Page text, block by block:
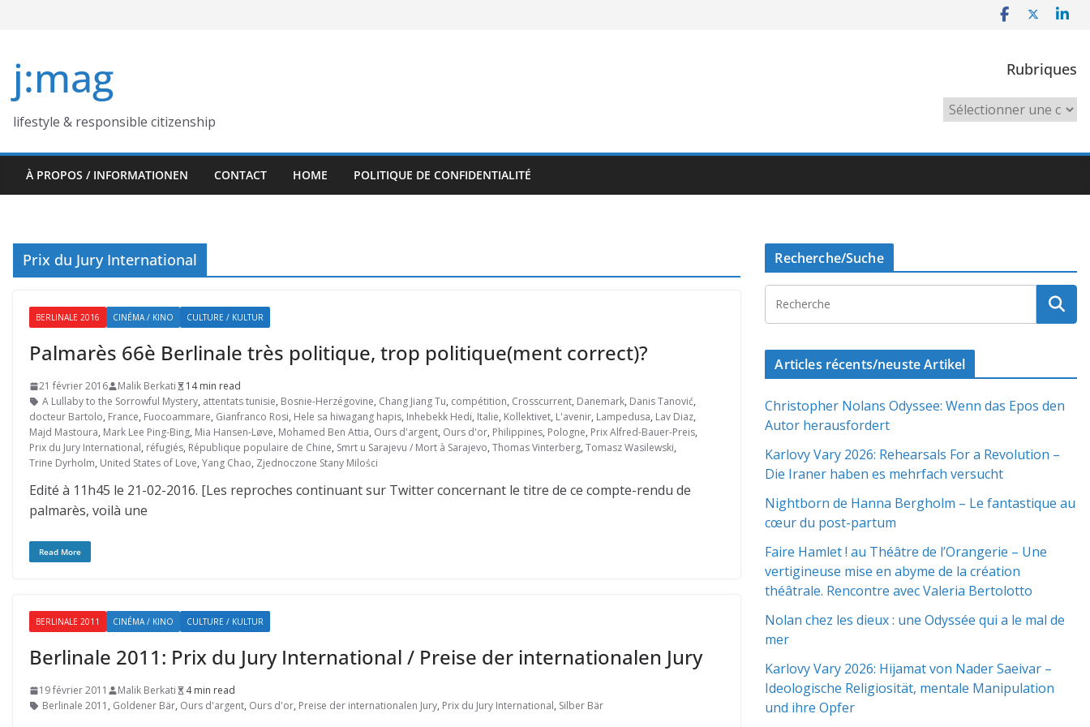
j:mag
lifestyle & responsible citizenship
Rubriques
Rubriques
À PROPOS / INFORMATIONEN CONTACT HOME POLITIQUE DE CONFIDENTIALITÉ
Prix du Jury International
BERLINALE 2016 CINÉMA / KINO CULTURE / KULTUR
Palmarès 66è Berlinale très politique, trop politique(ment correct)?
21 février 2016 Malik Berkati
14 min read
A Lullaby to the Sorrowful Mystery, attentats tunisie, Bosnie-Herzégovine, Chang Jiang Tu, compétition, Crosscurrent, Danemark, Danis Tanović,
docteur Bartolo, France, Fuocoammare, Gianfranco Rosi, Hele sa hiwagang hapis, Inhebekk Hedi, Italie, Kollektivet, L'avenir, Lampedusa, Lav Diaz,
Majd Mastoura, Mark Lee Ping-Bing, Mia Hansen-Løve, Mohamed Ben Attia, Ours d'argent, Ours d'or, Philippines, Pologne, Prix Alfred-Bauer-Preis,
Prix du Jury International, réfugiés, République populaire de Chine, Smrt u Sarajevu / Mort à Sarajevo, Thomas Vinterberg, Tomasz Wasilewski,
Trine Dyrholm, United States of Love, Yang Chao, Zjednoczone Stany Milości
Edité à 11h45 le 21-02-2016. [Les reproches continuant sur Twitter concernant le titre de ce compte-rendu de
palmarès, voilà une
Read More
BERLINALE 2011 CINÉMA / KINO CULTURE / KULTUR
Berlinale 2011: Prix du Jury International / Preise der internationalen Jury
19 février 2011 Malik Berkati
4 min read
Berlinale 2011 , Goldener Bär, Ours d'argent, Ours d'or, Preise der internationalen Jury, Prix du Jury International, Silber Bär
Recherche/Suche
Articles récents/neuste Artikel
Christopher Nolans Odyssee: Wenn das Epos den
Autor herausfordert
Karlovy Vary 2026: Rehearsals For a Revolution –
Die Iraner haben es mehrfach versucht
Nightborn de Hanna Bergholm – Le fantastique au
cœur du post-partum
Faire Hamlet ! au Théâtre de l’Orangerie – Une
vertigineuse mise en abyme de la création
théâtrale. Rencontre avec Valeria Bertolotto
Nolan chez les dieux : une Odyssée qui a le mal de
mer
Karlovy Vary 2026: Hijamat von Nader Saeivar​​ –
Ideologische Religiosität, mentale Manipulation
und ihre Opfer